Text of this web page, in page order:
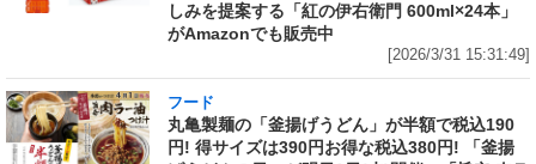
しみを提案する「紅の伊右衛門 600ml×24本」
がAmazonでも販売中
[2026/3/31 15:31:49]
フード
丸亀製麺の「釜揚げうどん」が半額で税込190
円! 得サイズは390円お得な税込380円! 「釜揚